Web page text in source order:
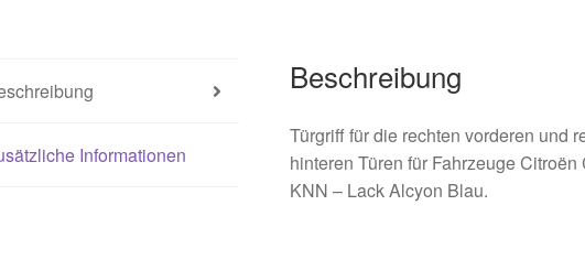
Informationen
Beschreibung
Türgriff für die rechten vorderen und
hinteren Türen für Fahrzeuge
KNN – Lack Alcyon Blau.